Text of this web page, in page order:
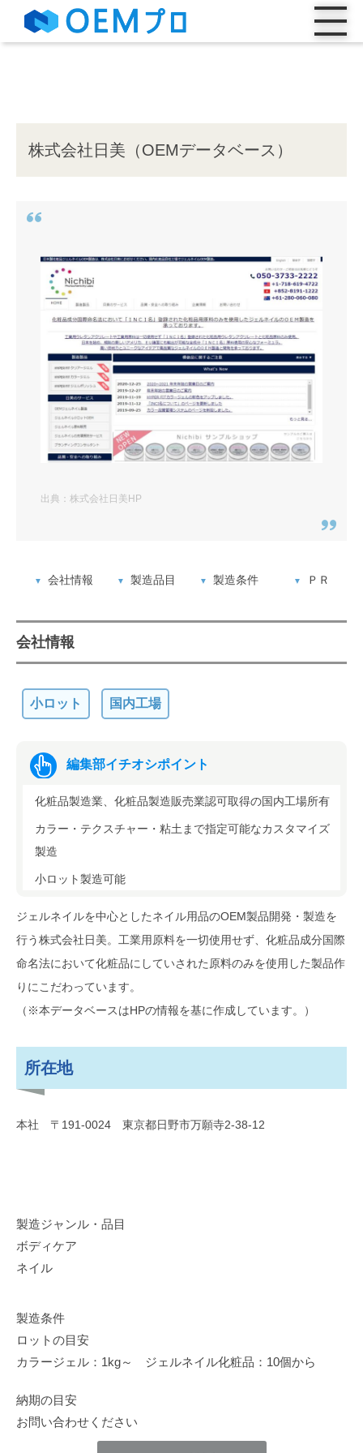
株式会社日美（OEMデータベース）
出典：株式会社日美HP
会社情報 製造品目 製造条件 ＰＲ
会社情報
小ロット 国内工場
編集部イチオシポイント
化粧品製造業、化粧品製造販売業認可取得の国内工場所有
カラー・テクスチャー・粘土まで指定可能なカスタマイズ
製造
小ロット製造可能
ジェルネイルを中心としたネイル用品のOEM製品開発・製造を
行う株式会社日美。工業用原料を一切使用せず、化粧品成分国際
命名法において化粧品にしていされた原料のみを使用した製品作
りにこだわっています。
（※本データベースはHPの情報を基に作成しています。）
所在地
本社 〒191-0024 東京都日野市万願寺2-38-12
製造ジャンル・品目
ボディケア
ネイル
製造条件
ロットの目安
カラージェル：1kg～ ジェルネイル化粧品：10個から
納期の目安
お問い合わせください